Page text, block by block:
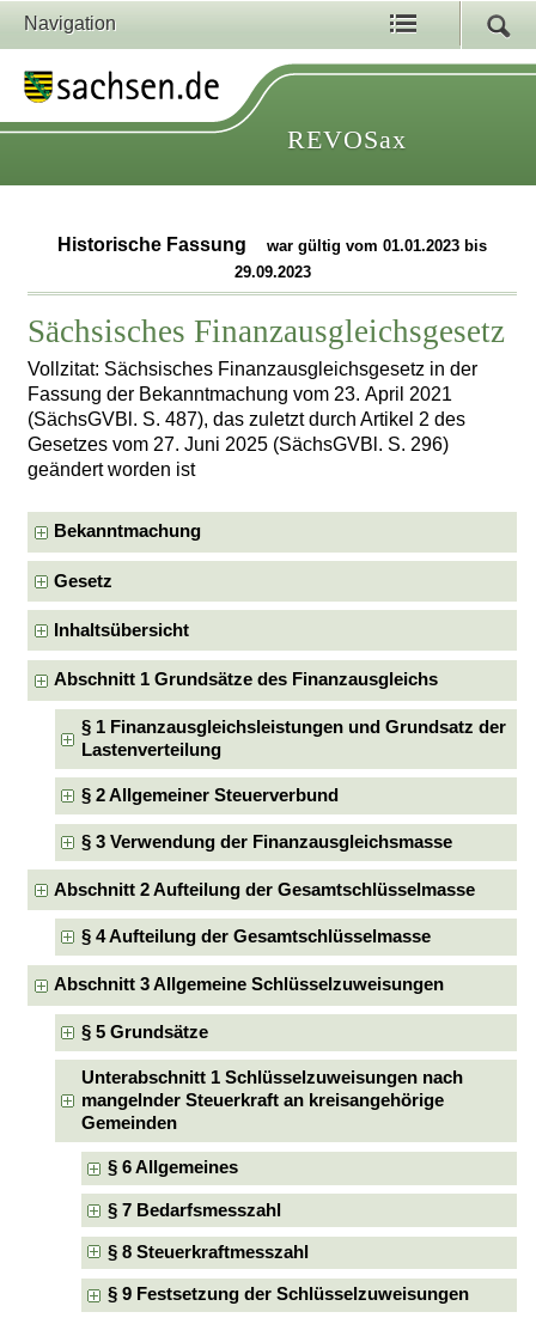
Navigation
REVOSax
Historische Fassung
war gültig vom 01.01.2023 bis
29.09.2023
Sächsisches Finanzausgleichsgesetz
Vollzitat: Sächsisches Finanzausgleichsgesetz in der
Fassung der Bekanntmachung vom 23. April 2021
(SächsGVBl. S. 487), das zuletzt durch Artikel 2 des
Gesetzes vom 27. Juni 2025 (SächsGVBl. S. 296)
geändert worden ist
Bekanntmachung
Gesetz
Inhaltsübersicht
Abschnitt 1 Grundsätze des Finanzausgleichs
§ 1 Finanzausgleichsleistungen und Grundsatz der
Lastenverteilung
§ 2 Allgemeiner Steuerverbund
§ 3 Verwendung der Finanzausgleichsmasse
Abschnitt 2 Aufteilung der Gesamtschlüsselmasse
§ 4 Aufteilung der Gesamtschlüsselmasse
Abschnitt 3 Allgemeine Schlüsselzuweisungen
§ 5 Grundsätze
Unterabschnitt 1 Schlüsselzuweisungen nach
mangelnder Steuerkraft an kreisangehörige
Gemeinden
§ 6 Allgemeines
§ 7 Bedarfsmesszahl
§ 8 Steuerkraftmesszahl
§ 9 Festsetzung der Schlüsselzuweisungen